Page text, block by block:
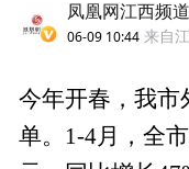
凤凰网江西频道
06-09 10:44 来自
今年开春，我市
单。1-4月，全